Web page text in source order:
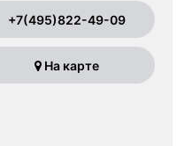
+7(495)822-49-09
На карте